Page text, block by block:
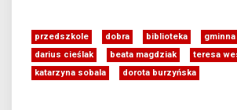
przedszkole dobra biblioteka gminna
darius cieślak
beata magdziak
teresa
katarzyna sobala
dorota burzyńska